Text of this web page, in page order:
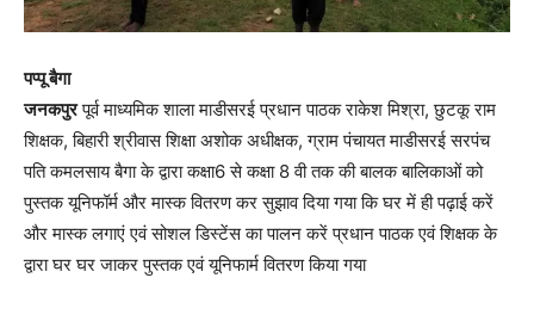
पप्पू बैगा
जनकपुरपूर्व माध्यमिक शाला माडीसरई प्रधान पाठक राकेश मिश्रा, छुटकू राम
शिक्षक, बिहारी श्रीवास शिक्षा अशोक अधीक्षक, ग्राम पंचायत माडीसरई सरपंच
पति कमलसाय बैगा के द्वारा कक्षा6 से कक्षा 8 वी तक की बालक बालिकाओं को
पुस्तक यूनिफॉर्म और मास्क वितरण कर सुझाव दिया गया कि घर में ही पढ़ाई करें
और मास्क लगाएं एवं सोशल डिस्टेंस का पालन करें प्रधान पाठक एवं शिक्षक के
द्वारा घर घर जाकर पुस्तक एवं यूनिफार्म वितरण किया गया